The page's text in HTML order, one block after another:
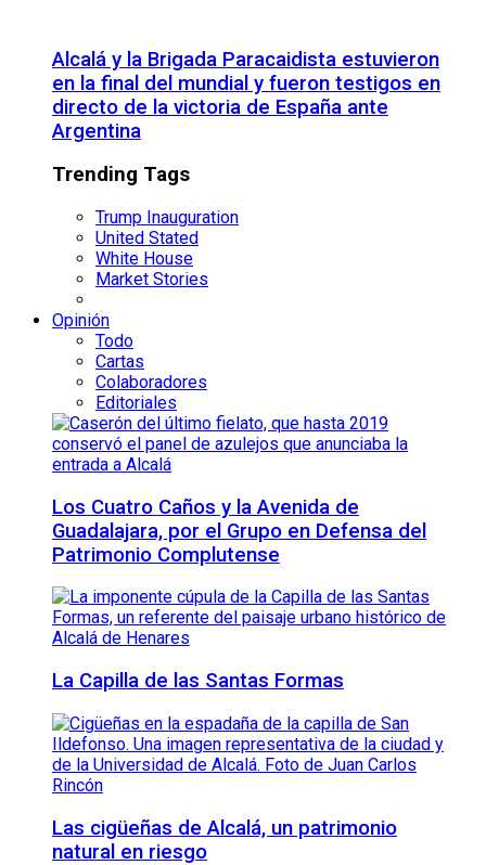
Alcalá y la Brigada Paracaidista estuvieron
en la final del mundial y fueron testigos en
directo de la victoria de España ante
Argentina
Trending Tags
Trump Inauguration
United Stated
White House
Market Stories
Opinión
Todo
Cartas
Colaboradores
Editoriales
Los Cuatro Caños y la Avenida de
Guadalajara, por el Grupo en Defensa del
Patrimonio Complutense
La Capilla de las Santas Formas
Las cigüeñas de Alcalá, un patrimonio
natural en riesgo